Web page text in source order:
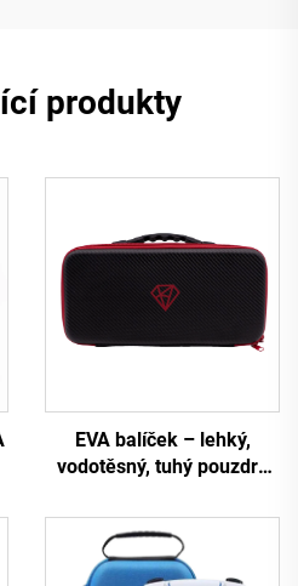
produkty
EVA balíček – lehký,
vodotěsný, tuhý pouzdro
klávesnici s možností
individuálního nastavení –
odolné proti otřesům,